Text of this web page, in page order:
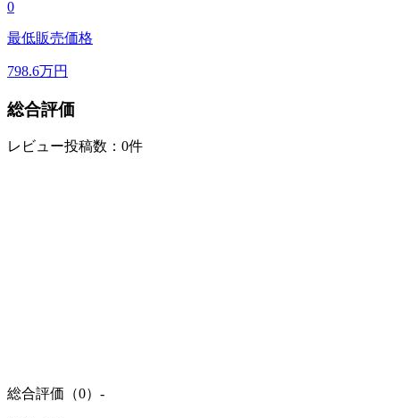
0
最低販売価格
798.6万円
総合評価
レビュー投稿数：0件
総合評価（0） -